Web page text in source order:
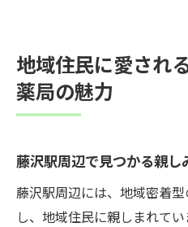
地域住民に愛され
薬局の魅力
藤沢駅周辺で見つかる親し
藤沢駅周辺には、地域密着
し、地域住民に親しまれて